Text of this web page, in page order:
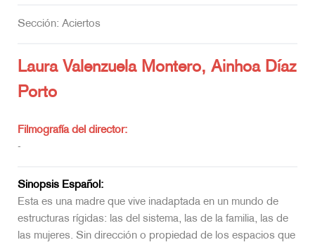
Sección: Aciertos
Laura Valenzuela Montero, Ainhoa Díaz
Porto
Filmografía del director:
-
Sinopsis Español:
Esta es una madre que vive inadaptada en un mundo de
estructuras rígidas: las del sistema, las de la familia, las de
las mujeres. Sin dirección o propiedad de los espacios que